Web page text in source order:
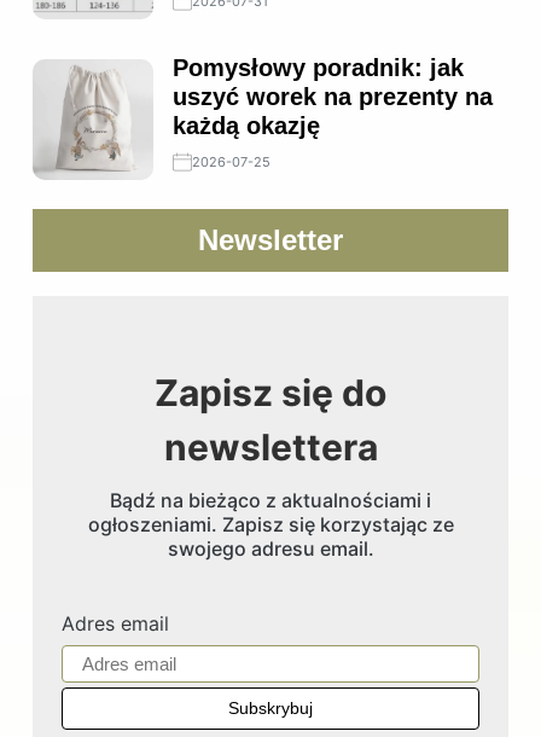
Pomysłowy poradnik: jak
uszyć worek na prezenty na
każdą okazję
2026-07-25
Newsletter
Zapisz się do
newslettera
Bądź na bieżąco z aktualnościami i
ogłoszeniami. Zapisz się korzystając ze
swojego adresu email.
Adres email